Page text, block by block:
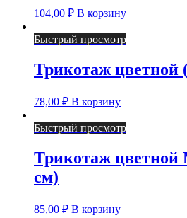
104,00 ₽ В корзину
Быстрый просмотр
Трикотаж цветной
78,00 ₽ В корзину
Быстрый просмотр
Трикотаж
см)
85,00 ₽ В корзину